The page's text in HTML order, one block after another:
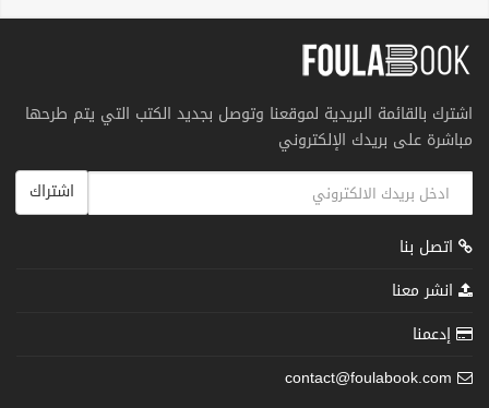
اشترك بالقائمة البريدية لموقعنا وتوصل بجديد الكتب التي يتم طرحها
مباشرة على بريدك الإلكتروني
اشتراك
اتصل بنا
انشر معنا
إدعمنا
contact@foulabook.com